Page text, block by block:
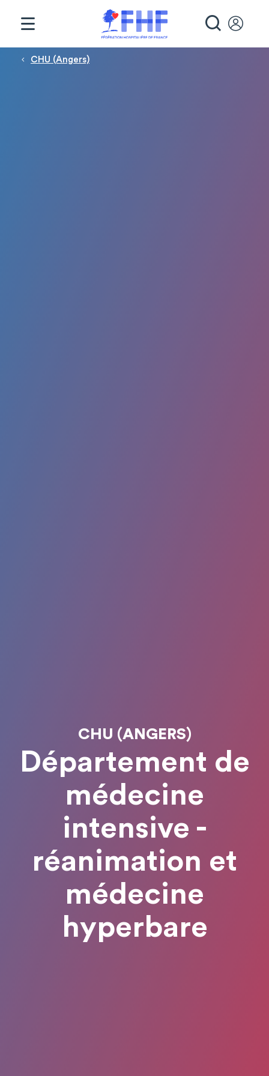
Fil d'Ariane
CHU (Angers)
CHU (ANGERS)
Département de
médecine
intensive -
réanimation et
médecine
hyperbare
Panneau de gestion des cookies